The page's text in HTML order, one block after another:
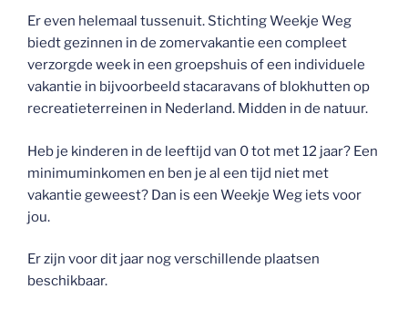
Er even helemaal tussenuit. Stichting Weekje Weg
biedt gezinnen in de zomervakantie een compleet
verzorgde week in een groepshuis of een individuele
vakantie in bijvoorbeeld stacaravans of blokhutten op
recreatieterreinen in Nederland. Midden in de natuur.
Heb je kinderen in de leeftijd van 0 tot met 12 jaar? Een
minimuminkomen en ben je al een tijd niet met
vakantie geweest? Dan is een Weekje Weg iets voor
jou.
Er zijn voor dit jaar nog verschillende plaatsen
beschikbaar.